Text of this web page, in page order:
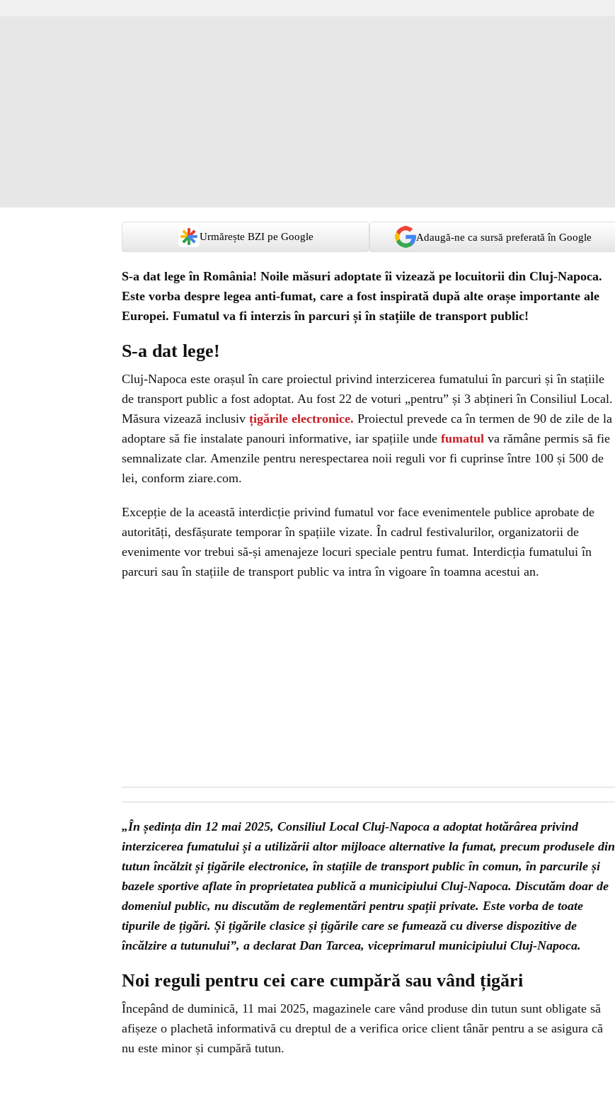
Urmărește BZI pe Google Adaugă-ne ca sursă preferată în Google
S-a dat lege în România! Noile măsuri adoptate îi vizează pe locuitorii din Cluj-Napoca.
Este vorba despre legea anti-fumat, care a fost inspirată după alte orașe importante ale
Europei. Fumatul va fi interzis în parcuri și în stațiile de transport public!
S-a dat lege!
Cluj-Napoca este orașul în care proiectul privind interzicerea fumatului în parcuri și în stațiile
de transport public a fost adoptat. Au fost 22 de voturi „pentru” și 3 abțineri în Consiliul Local.
Măsura vizează inclusiv țigările electronice. Proiectul prevede ca în termen de 90 de zile de la
adoptare să fie instalate panouri informative, iar spațiile unde fumatul va rămâne permis să fie
semnalizate clar. Amenzile pentru nerespectarea noii reguli vor fi cuprinse între 100 și 500 de
lei, conform ziare.com.
Excepție de la această interdicție privind fumatul vor face evenimentele publice aprobate de
autorități, desfășurate temporar în spațiile vizate. În cadrul festivalurilor, organizatorii de
evenimente vor trebui să-și amenajeze locuri speciale pentru fumat. Interdicția fumatului în
parcuri sau în stațiile de transport public va intra în vigoare în toamna acestui an.
„În ședința din 12 mai 2025, Consiliul Local Cluj-Napoca a adoptat hotărârea privind
interzicerea fumatului și a utilizării altor mijloace alternative la fumat, precum produsele din
tutun încălzit și țigările electronice, în stațiile de transport public în comun, în parcurile și
bazele sportive aflate în proprietatea publică a municipiului Cluj-Napoca. Discutăm doar de
domeniul public, nu discutăm de reglementări pentru spații private. Este vorba de toate
tipurile de țigări. Și țigările clasice și țigările care se fumează cu diverse dispozitive de
încălzire a tutunului”, a declarat Dan Tarcea, viceprimarul municipiului Cluj-Napoca.
Noi reguli pentru cei care cumpără sau vând țigări
Începând de duminică, 11 mai 2025, magazinele care vând produse din tutun sunt obligate să
afișeze o plachetă informativă cu dreptul de a verifica orice client tânăr pentru a se asigura că
nu este minor și cumpără tutun.